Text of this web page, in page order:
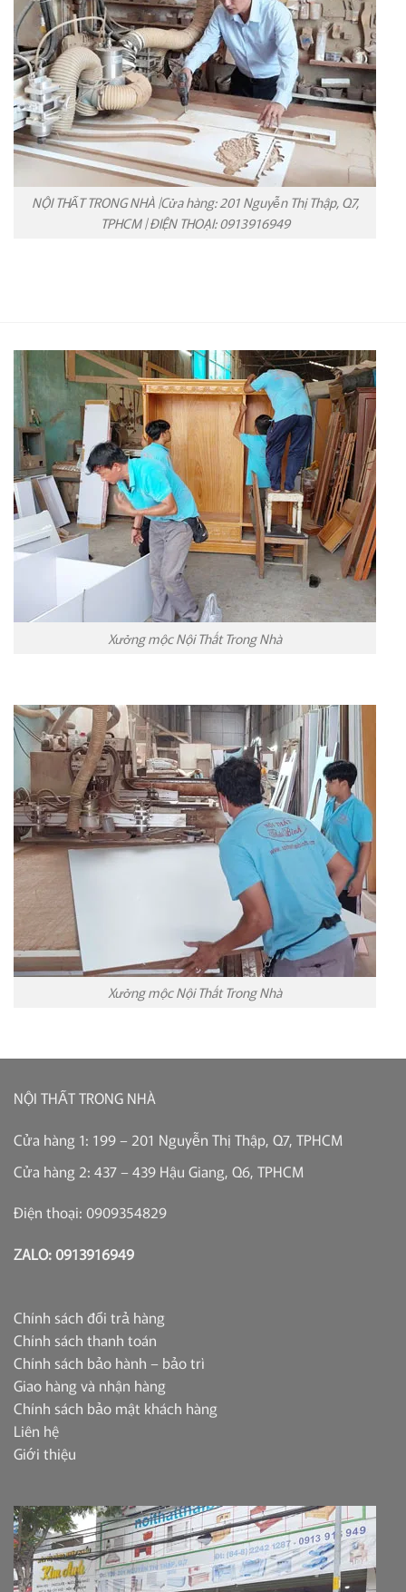
NỘI THẤT TRONG NHÀ |Cửa hàng: 201 Nguyễn Thị Thập, Q7,
TPHCM | ĐIỆN THOẠI: 0913916949
Xưởng mộc Nội Thất Trong Nhà
Xưởng mộc Nội Thất Trong Nhà
NỘI THẤT TRONG NHÀ
Cửa hàng 1: 199 – 201 Nguyễn Thị Thập, Q7, TPHCM
Cửa hàng 2: 437 – 439 Hậu Giang, Q6, TPHCM
Điện thoại: 0909354829
ZALO: 0913916949
Chính sách đổi trả hàng
Chính sách thanh toán
Chính sách bảo hành – bảo trì
Giao hàng và nhận hàng
Chính sách bảo mật khách hàng
Liên hệ
Giới thiệu